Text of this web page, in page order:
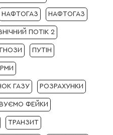
НАФТОГАЗ НАФТОГАЗ
ПОТІК 2
ПУТІН
ГАЗУ РОЗРАХУНКИ
ФЕЙКИ
ТРАНЗИТ